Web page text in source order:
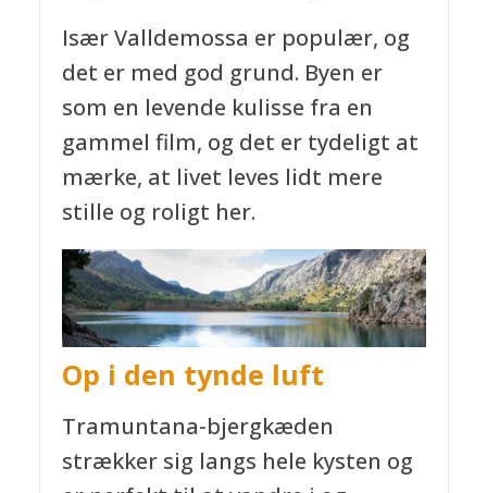
Især Valldemossa er populær, og
det er med god grund. Byen er
som en levende kulisse fra en
gammel film, og det er tydeligt at
mærke, at livet leves lidt mere
stille og roligt her.
Op i den tynde luft
Tramuntana-bjergkæden
strækker sig langs hele kysten og